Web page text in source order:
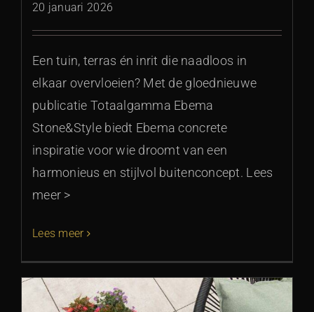
20 januari 2026
Een tuin, terras én inrit die naadloos in
elkaar overvloeien? Met de gloednieuwe
publicatie Totaalgamma Ebema
Stone&Style biedt Ebema concrete
inspiratie voor wie droomt van een
harmonieus en stijlvol buitenconcept. Lees
meer >
Lees meer